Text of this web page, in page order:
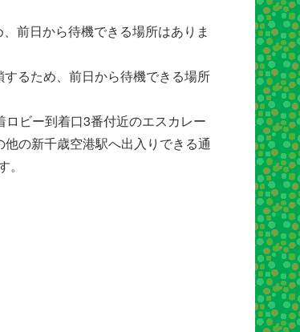
前日から待機できる場所はありま
るため、前日から待機できる場所
ビー到着口3番付近のエスカレー
の新千歳空港駅へ出入りできる通